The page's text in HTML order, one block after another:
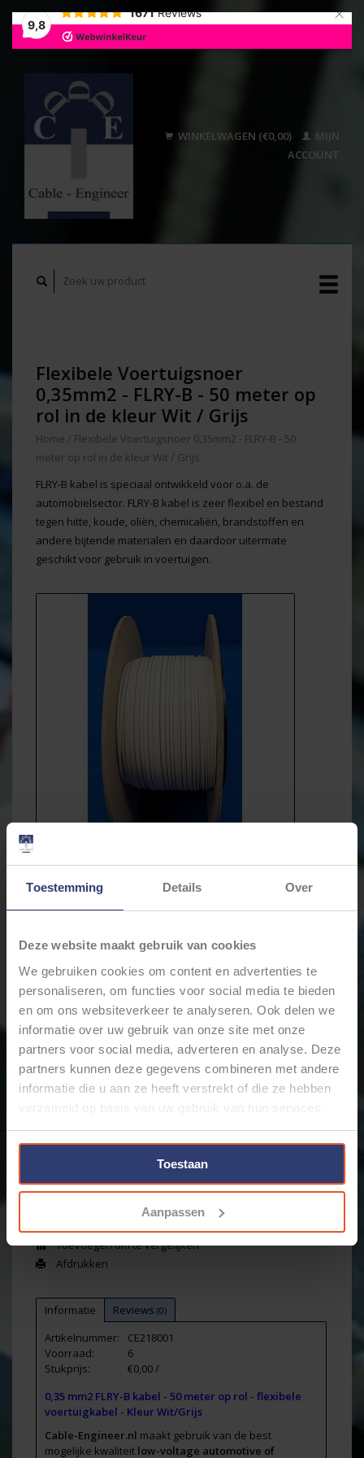
Toestemming Details Over
Deze website maakt gebruik van cookies
We gebruiken cookies om content en advertenties te
personaliseren, om functies voor social media te bieden
en om ons websiteverkeer te analyseren. Ook delen we
informatie over uw gebruik van onze site met onze
partners voor social media, adverteren en analyse. Deze
partners kunnen deze gegevens combineren met andere
informatie die u aan ze heeft verstrekt of die ze hebben
verzameld op basis van uw gebruik van hun services.
Toestaan
Aanpassen
9,8
1671 Reviews ×
WINKELWAGEN (€0,00)
MIJN
ACCOUNT
Flexibele Voertuigsnoer
0,35mm2 - FLRY-B - 50 meter op
rol in de kleur Wit / Grijs
Home / Flexibele Voertuigsnoer 0,35mm2 - FLRY-B - 50
meter op rol in de kleur Wit / Grijs
FLRY-B kabel is speciaal ontwikkeld voor o.a. de
automobielsector. FLRY-B kabel is zeer flexibel en bestand
tegen hitte, koude, oliën, chemicaliën, brandstoffen en
andere bijtende materialen en daardoor uitermate
geschikt voor gebruik in voertuigen.
€10,95Incl. btw
* Stukprijs: €0,00 /
Levertijd: Bestellingen op ma. t/m vrij. voor 17:00 worden
dezelfde dag verstuurd.
Cable-Engineer
+
- Toevoegen aan winkelwagen
Email ons over dit product
Toevoegen om te vergelijken
Afdrukken
Informatie Reviews (0)
Artikelnummer:
CE218001
Voorraad:
6
Stukprijs:
€0,00 /
0,35 mm2 FLRY-B kabel - 50 meter op rol - flexibele
voertuigkabel - Kleur Wit/Grijs
Cable-Engineer.nl maakt gebruik van de best
mogelijke kwaliteit low-voltage automotive of